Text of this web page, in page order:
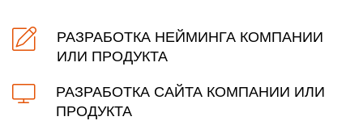
РАЗРАБОТКА НЕЙМИНГА КОМПАНИИ
ИЛИ ПРОДУКТА
РАЗРАБОТКА САЙТА КОМПАНИИ ИЛИ
ПРОДУКТА